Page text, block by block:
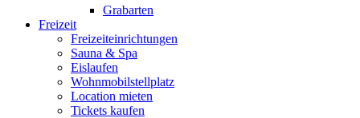
Grabarten
Freizeit
Freizeiteinrichtungen
Sauna & Spa
Eislaufen
Wohnmobilstellplatz
Location mieten
Tickets kaufen